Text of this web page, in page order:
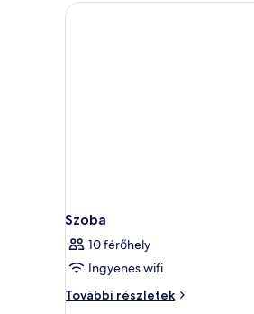
Szoba
10 férőhely
Ingyenes wifi
További részletek
Szoba